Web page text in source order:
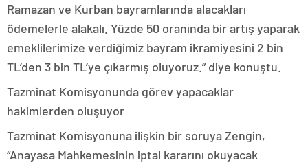
Ramazan ve Kurban bayramlarında alacakları
ödemelerle alakalı. Yüzde 50 oranında bir artış yaparak
emeklilerimize verdiğimiz bayram ikramiyesini 2 bin
TL’den 3 bin TL’ye çıkarmış oluyoruz.” diye konuştu.
Tazminat Komisyonunda görev yapacaklar
hakimlerden oluşuyor
Tazminat Komisyonuna ilişkin bir soruya Zengin,
“Anayasa Mahkemesinin iptal kararını okuyacak